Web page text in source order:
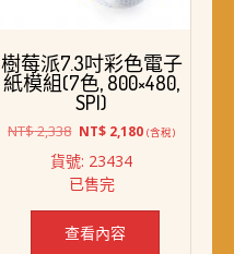
樹莓派7.3吋彩色電子
紙模組(7色, 800×480,
SPI)
NT$2,338 原
價
格：
NT$ 2,338。
NT$ 2,180目
NT$ 2,180。
(含稅)
貨號: 23434
已售完
查看內容